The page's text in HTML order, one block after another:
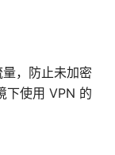
，防止未加密
下使用 VPN 的